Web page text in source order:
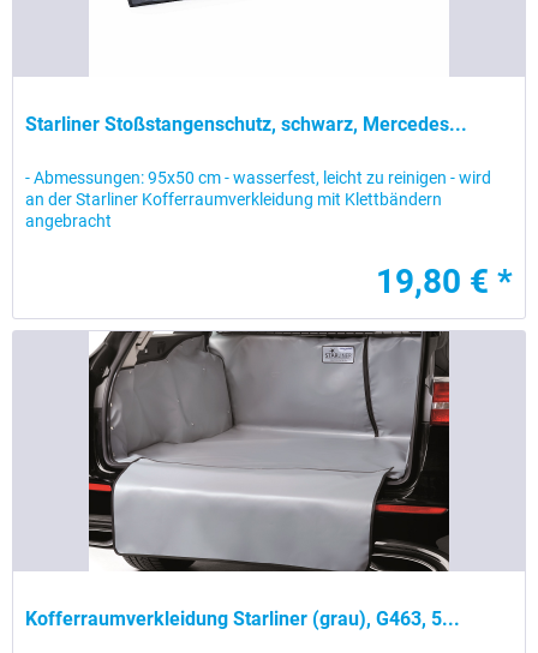
Starliner Stoßstangenschutz, schwarz, Mercedes...
- Abmessungen: 95x50 cm - wasserfest, leicht zu reinigen - wird
an der Starliner Kofferraumverkleidung mit Klettbändern
angebracht
19,80 € *
Kofferraumverkleidung Starliner (grau), G463, 5...